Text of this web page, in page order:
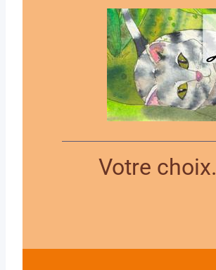
Votre choix.